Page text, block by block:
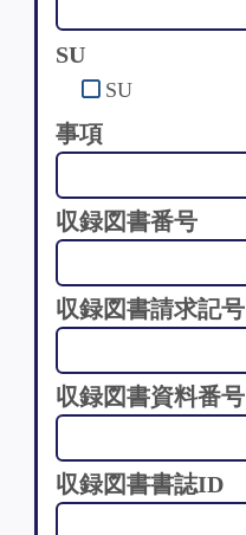
SU
SU
事項
収録図書番号
収録図書請求記号
収録図書資料番号
収録図書書誌ID